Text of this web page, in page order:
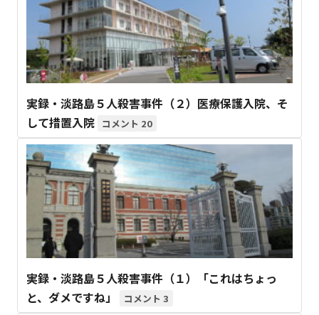
実録・淡路島５人殺害事件（２）医療保護入院、そ
して措置入院
20
実録・淡路島５人殺害事件（１）「これはちょっ
と、ダメですね」
3